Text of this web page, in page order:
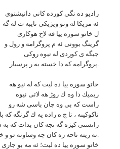
ئه مریکا له وتو ویژیکی تایبه ت له گه
ل خاتو سوره ییا فه لاح هوکاری
گرینگ بوونی ئه م پروگرامه و رول و
جیگه ی کوردی له نیوه روکی
پروگرامه كه دا خسته به ر پرسیار.
خاتو سوره ییا ده ليت که له نیو هه
ريميك دا وه ك روژ هه لاتى نيوه
راست که بى وه چان باسی شه رو
ناکوکیىه ، تا چ ه راده يه ك گرنگه
زانستی کیژه گه نجه کان بدات كه
نه ريته ناحه زه كان چه وساونه تو و خه رانه ته ژير توندوتيژى و مافه كانيان وه ژير پى خراوه.